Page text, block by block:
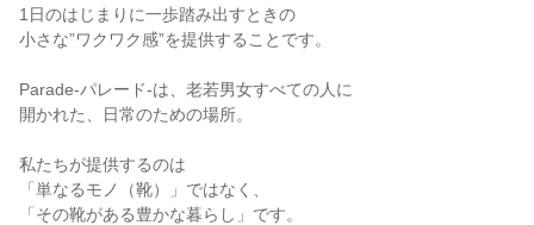
1日のはじまりに一歩踏み出すときの
小さな”ワクワク感”を提供することです。
Parade-パレード-は、老若男女すべての人に
開かれた、日常のための場所。
私たちが提供するのは
「単なるモノ（靴）」ではなく、
「その靴がある豊かな暮らし」です。